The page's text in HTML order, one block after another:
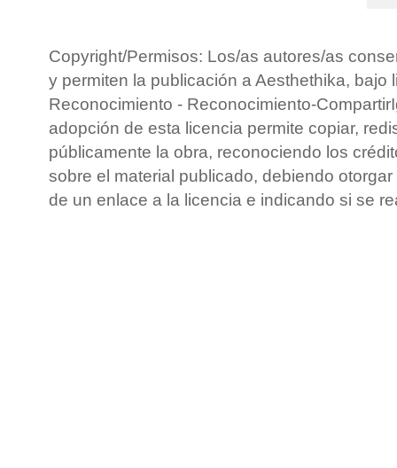
Copyright/Permisos: Los/as autores/as
y permiten la publicación a Aesthethika, bajo
Reconocimiento - Reconocimiento-
adopción de esta licencia permite copiar,
públicamente la obra, reconociendo los
sobre el material publicado, debiendo
de un enlace a la licencia e indicando si se